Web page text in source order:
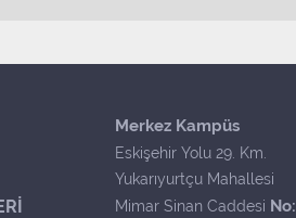
Merkez Kampüs
Eskişehir Yolu 29. Km.
Yukarıyurtçu Mahallesi
Mimar Sinan Caddesi No: